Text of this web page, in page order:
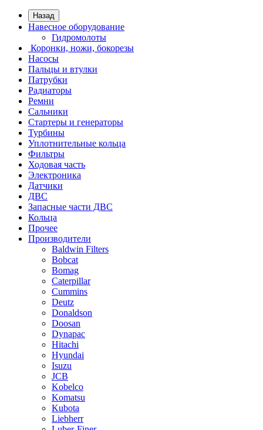
Назад
Навесное оборудование
Гидромолоты
Коронки, ножи, бокорезы
Насосы
Пальцы и втулки
Патрубки
Радиаторы
Ремни
Сальники
Стартеры и генераторы
Турбины
Уплотнительные кольца
Фильтры
Ходовая часть
Электроника
Датчики
ДВС
Запасные части ДВС
Кольца
Прочее
Производители
Baldwin Filters
Bobcat
Bomag
Caterpillar
Cummins
Deutz
Donaldson
Doosan
Dynapac
Hitachi
Hyundai
Isuzu
JCB
Kobelco
Komatsu
Kubota
Liebherr